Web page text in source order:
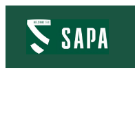
sisältöön